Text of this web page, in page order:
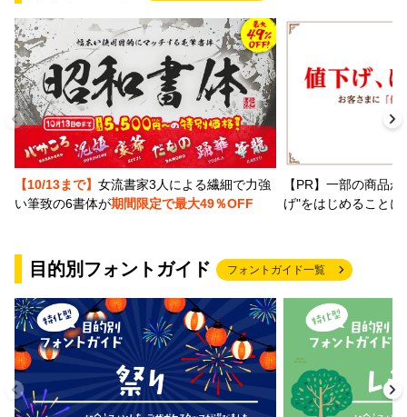
価格帯
〜
リセット
【10/13まで】 女流書家3人による繊細で力強
い筆致の6書体が期間限定で最大49％OFF
【PR】一部の商品
げ"をはじめること
目的別フォントガイド フォントガイド一覧